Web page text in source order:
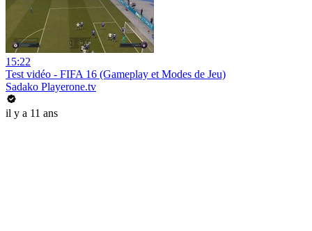
15:22
Test vidéo - FIFA 16 (Gameplay et Modes de Jeu)
Sadako Playerone.tv
il y a 11 ans